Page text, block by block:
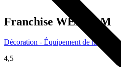
Franchise WELDOM
Décoration - Équipement de la maison
4,5